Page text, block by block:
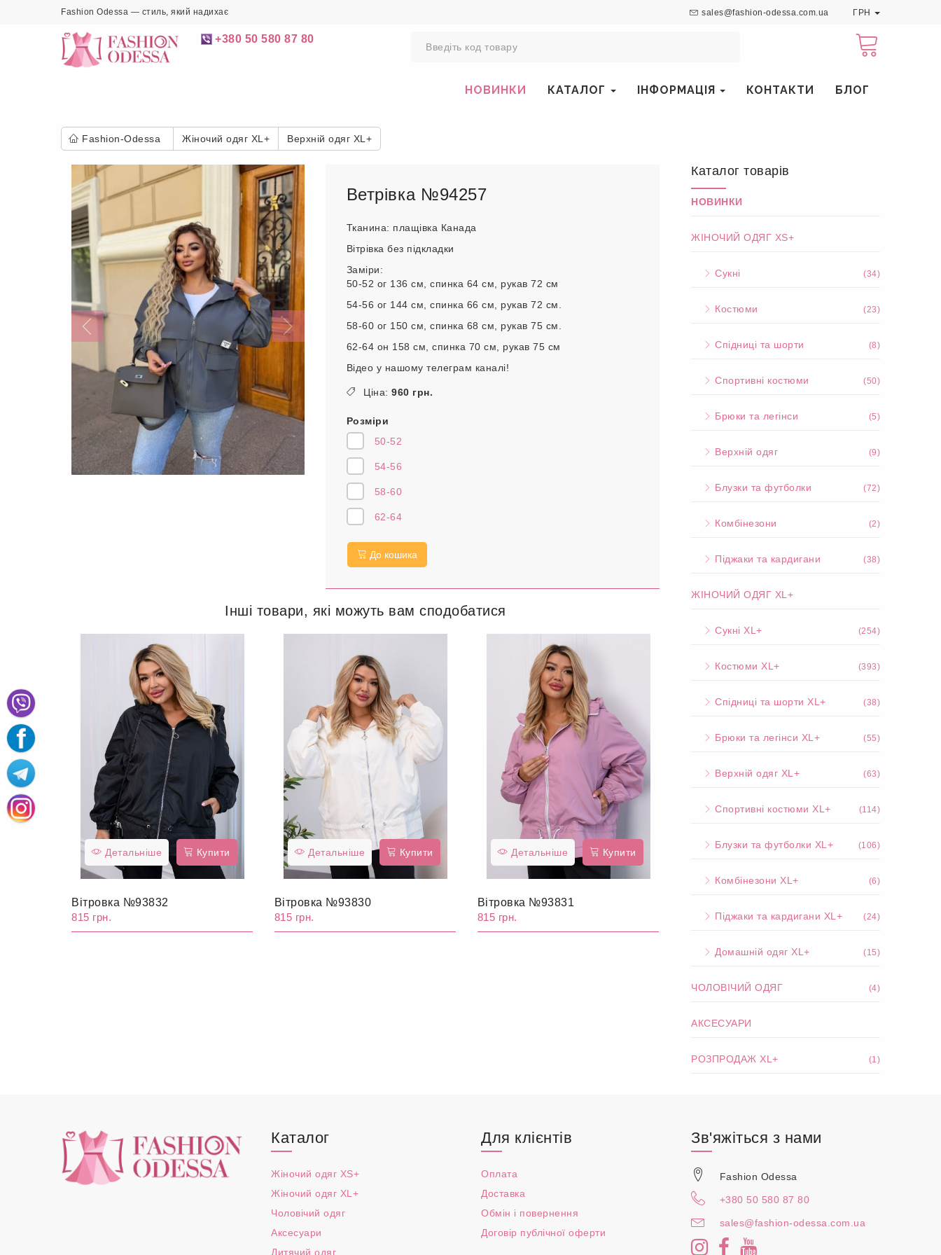
Fashion Odessa — стиль, який надихає sales@fashion-odessa.com.ua ГРН
+380 50 580 87 80
НОВИНКИ КАТАЛОГ ІНФОРМАЦІЯ КОНТАКТИ БЛОГ
Fashion-Odessa Жіночий одяг XL+ Верхній одяг XL+
Ветрівка №94257
Тканина: плащівка Канада
Вітрівка без підкладки
Заміри:
50-52 ог 136 см, спинка 64 см, рукав 72 см
54-56 ог 144 см, спинка 66 см, рукав 72 см.
58-60 ог 150 см, спинка 68 см, рукав 75 см.
62-64 он 158 см, спинка 70 см, рукав 75 см
Відео у нашому телеграм каналі!
Ціна: 960 грн.
Розміри
50-52
54-56
58-60
62-64
До кошика
Інші товари, які можуть вам сподобатися
Детальніше Купити
Вітровка №93832
815 грн.
Детальніше Купити
Вітровка №93830
815 грн.
Детальніше Купити
Вітровка №93831
815 грн.
Каталог товарів
НОВИНКИ
ЖІНОЧИЙ ОДЯГ XS+
Сукні (34)
Костюми (23)
Спідниці та шорти (8)
Спортивні костюми (50)
Брюки та легінси (5)
Верхній одяг (9)
Блузки та футболки (72)
Комбінезони (2)
Піджаки та кардигани (38)
ЖІНОЧИЙ ОДЯГ XL+
Сукні XL+ (254)
Костюми XL+ (393)
Спідниці та шорти XL+ (38)
Брюки та легінси XL+ (55)
Верхній одяг XL+ (63)
Спортивні костюми XL+ (114)
Блузки та футболки XL+ (106)
Комбінезони XL+ (6)
Піджаки та кардигани XL+ (24)
Домашній одяг XL+ (15)
ЧОЛОВІЧИЙ ОДЯГ (4)
АКСЕСУАРИ
РОЗПРОДАЖ XL+ (1)
Каталог
Жіночий одяг XS+
Жіночий одяг XL+
Чоловічий одяг
Аксесуари
Дитячий одяг
Для клієнтів
Оплата
Доставка
Обмін і повернення
Договір публічної оферти
Зв'яжіться з нами
Fashion Odessa
+380 50 580 87 80
sales@fashion-odessa.com.ua